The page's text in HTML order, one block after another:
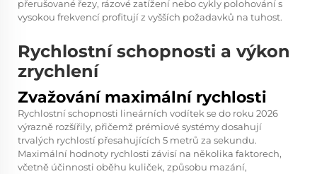
přerušované řezy, rázové zatížení nebo cykly polohování s
vysokou frekvencí profitují z vyšších požadavků na tuhost.
Rychlostní schopnosti a výkon
zrychlení
Zvažování maximální rychlosti
Rychlostní schopnosti lineárních vodítek se do roku 2026
výrazně rozšířily, přičemž prémiové systémy dosahují
trvalých rychlostí přesahujících 5 metrů za sekundu.
Maximální hodnoty rychlosti závisí na několika faktorech,
včetně účinnosti oběhu kuliček, způsobu mazání,